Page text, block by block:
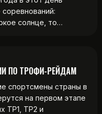
солнце, то…
ПО ТРОФИ-РЕЙДАМ
спортсмены страны в
на первом этапе
ТР1, ТР2 и